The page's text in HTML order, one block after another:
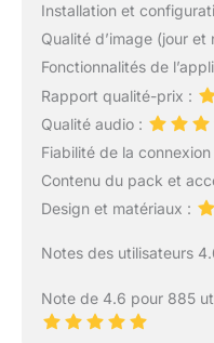
Installation et
Qualité d’image (jour et
Fonctionnalités de
Rapport qualité-prix :
Qualité audio :
Fiabilité de la connexion
Contenu du pack et
Design et matériaux :
Notes des utilisateurs
Note de 4.6 pour 885